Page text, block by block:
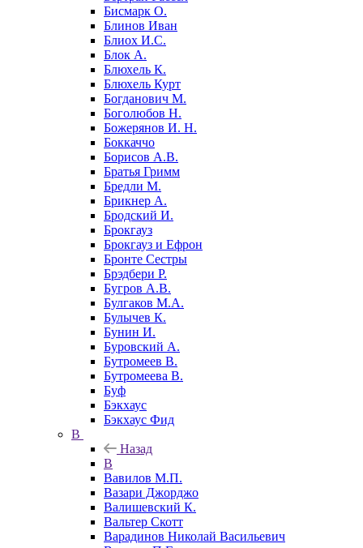
Бисмарк О.
Блинов Иван
Блиох И.С.
Блок А.
Блюхель К.
Блюхель Курт
Богданович М.
Боголюбов Н.
Божерянов И. Н.
Боккаччо
Борисов А.В.
Братья Гримм
Бредли М.
Брикнер А.
Бродский И.
Брокгауз
Брокгауз и Ефрон
Бронте Сестры
Брэдбери Р.
Бугров А.В.
Булгаков М.А.
Булычев К.
Бунин И.
Буровский А.
Бутромеев В.
Бутромеева В.
Буф
Бэкхаус
Бэкхаус Фид
В
Назад
В
Вавилов М.П.
Вазари Джорджо
Валишевский К.
Вальтер Скотт
Варадинов Николай Васильевич